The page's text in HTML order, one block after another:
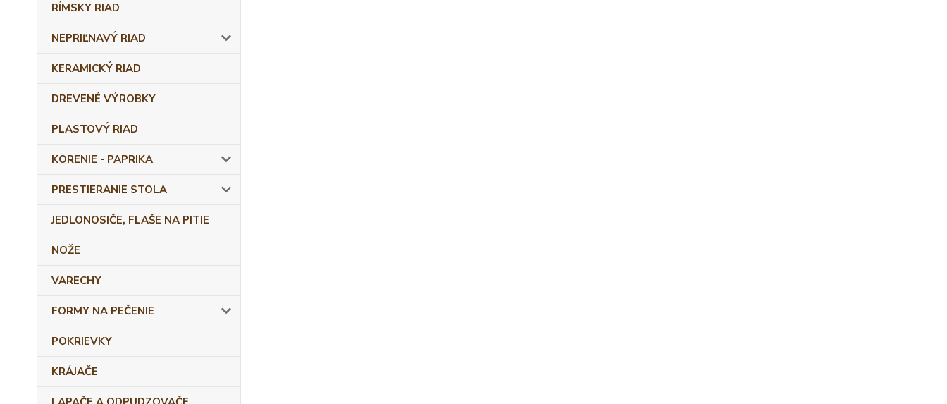
RÍMSKY RIAD
NEPRIĽNAVÝ RIAD
KERAMICKÝ RIAD
DREVENÉ VÝROBKY
PLASTOVÝ RIAD
KORENIE - PAPRIKA
PRESTIERANIE STOLA
JEDLONOSIČE, FLAŠE NA PITIE
NOŽE
VARECHY
FORMY NA PEČENIE
POKRIEVKY
KRÁJAČE